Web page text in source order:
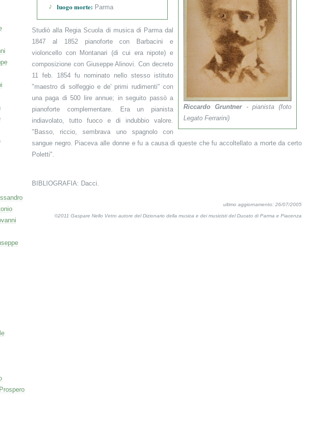
luogo morte: Parma
Riccardo Gruntner- pianista (foto
Legato Ferrarini)
Studiò alla Regia Scuola di musica di Parma dal
1847 al 1852 pianoforte con Barbacini e
violoncello con Montanari (di cui era nipote) e
composizione con Giuseppe Alinovi. Con decreto
11 feb. 1854 fu nominato nello stesso istituto
"maestro di solfeggio e de' primi rudimenti" con
una paga di 500 lire annue; in seguito passò a
pianoforte complementare. Era un pianista
indiavolato, tutto fuoco e di indubbio valore.
"Basso, riccio, sembrava uno spagnolo con
sangue negro. Piaceva alle donne e fu a causa di queste che fu accoltellato a morte da certo
Poletti".
BIBLIOGRAFIA: Dacci.
ultimo aggiornamento: 26/07/2005
©2011 Gaspare Nello Vetro autore del Dizionario della musica e dei musicisti del Ducato di Parma e Piacenza